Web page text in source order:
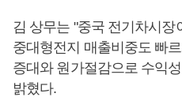
김 상무는 "중국 전기차시장
중대형전지 매출비중도 빠
증대와 원가절감으로 수익
밝혔다.